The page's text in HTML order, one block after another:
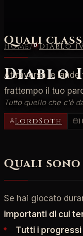
Home/ Diablo
Diablo
Tutto quello che c'è
LordSoth
Quali
Attraversa le
frattempo il tuo
Quali
Se hai giocato
importanti di cui
Tutti i progressi